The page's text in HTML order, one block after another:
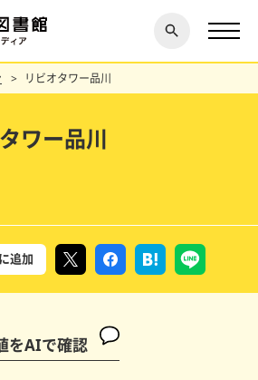
探す
閉じ
る
リビオタワー品川
ワー品川
追加
をAIで確認